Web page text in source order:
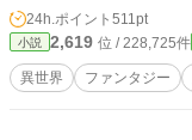
24h.ポイント 511pt
小説 2,619 位 / 228,725件
異世界 ファンタジー